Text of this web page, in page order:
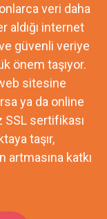
veri daha
aldığı internet
güvenli veriye
önem taşıyor.
sitesine
ya da online
SSL sertifikası
taşır,
katkı